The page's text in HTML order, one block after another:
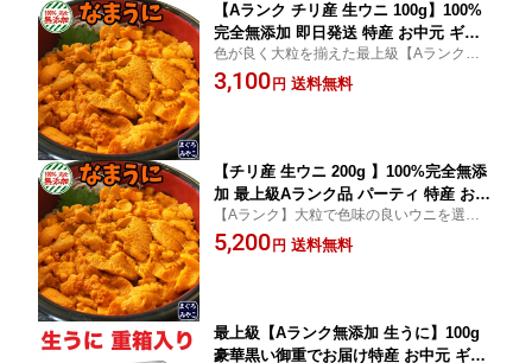
【Aランク チリ産 生ウニ 100g】100%
完全無添加 即日発送 特産 お中元 ギフ
ト 内祝い お返し お祝い パーティ バイ
キングご宴席 お取り寄せグルメ 小分け
色が良く大粒を揃えた最上級【Aランク品】
生ウニ本来のうま味を味わう【完全無添
加】 苦味の元（みょうばん）を使っていま
3,100 円 送料無料
【チリ産 生ウニ 200g 】100%完全無添
加 最上級Aランク品 パーティ 特産 お中
元 ギフト 内祝い お返し お祝い 即日発
送個包装 バイキング ご宴席 お取り寄せ
【Aランク】大粒で色味の良いウニを選別
【旨い寿司屋のウニです】みょうばん使用
昔から変わらない【濃厚な風味】が自慢 是
5,200 円 送料無料
最上級【Aランク無添加 生うに】100g
豪華黒い御重でお届け特産 お中元 ギフ